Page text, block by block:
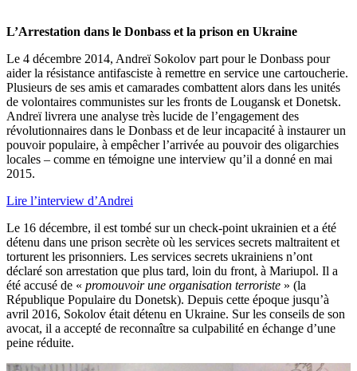
L’Arrestation dans le Donbass et la prison en Ukraine
Le 4 décembre 2014, Andreï Sokolov part pour le Donbass pour
aider la résistance antifasciste à remettre en service une cartoucherie.
Plusieurs de ses amis et camarades combattent alors dans les unités
de volontaires communistes sur les fronts de Lougansk et Donetsk.
Andreï livrera une analyse très lucide de l’engagement des
révolutionnaires dans le Donbass et de leur incapacité à instaurer un
pouvoir populaire, à empêcher l’arrivée au pouvoir des oligarchies
locales – comme en témoigne une interview qu’il a donné en mai
2015.
Lire l’interview d’Andrei
Le 16 décembre, il est tombé sur un check-point ukrainien et a été
détenu dans une prison secrète où les services secrets maltraitent et
torturent les prisonniers. Les services secrets ukrainiens n’ont
déclaré son arrestation que plus tard, loin du front, à Mariupol. Il a
été accusé de « promouvoir une organisation terroriste » (la
République Populaire du Donetsk). Depuis cette époque jusqu’à
avril 2016, Sokolov était détenu en Ukraine. Sur les conseils de son
avocat, il a accepté de reconnaître sa culpabilité en échange d’une
peine réduite.